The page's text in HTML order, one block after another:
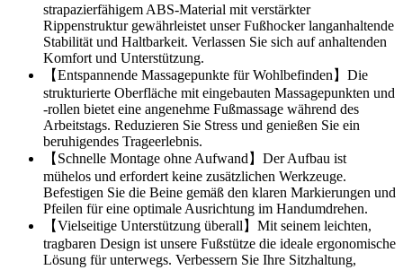
strapazierfähigem ABS-Material mit verstärkter
Rippenstruktur gewährleistet unser Fußhocker langanhaltende
Stabilität und Haltbarkeit. Verlassen Sie sich auf anhaltenden
Komfort und Unterstützung.
【Entspannende Massagepunkte für Wohlbefinden】Die
strukturierte Oberfläche mit eingebauten Massagepunkten und
-rollen bietet eine angenehme Fußmassage während des
Arbeitstags. Reduzieren Sie Stress und genießen Sie ein
beruhigendes Trageerlebnis.
【Schnelle Montage ohne Aufwand】Der Aufbau ist
mühelos und erfordert keine zusätzlichen Werkzeuge.
Befestigen Sie die Beine gemäß den klaren Markierungen und
Pfeilen für eine optimale Ausrichtung im Handumdrehen.
【Vielseitige Unterstützung überall】Mit seinem leichten,
tragbaren Design ist unsere Fußstütze die ideale ergonomische
Lösung für unterwegs. Verbessern Sie Ihre Sitzhaltung,